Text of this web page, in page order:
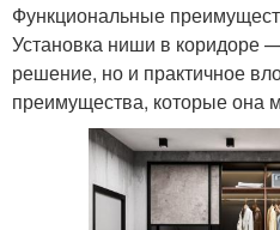
Функциональные
Установка ниши в коридоре
решение, но и практичное
преимущества, которые она